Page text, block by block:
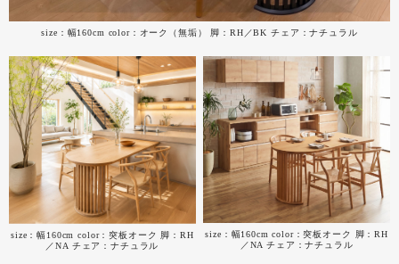
size：幅160cm color：オーク（無垢） 脚：RH／BK チェア：ナチュラル
size：幅160cm color：突板オーク 脚：RH
／NA チェア：ナチュラル
size：幅160cm color：突板オーク 脚：RH
／NA チェア：ナチュラル